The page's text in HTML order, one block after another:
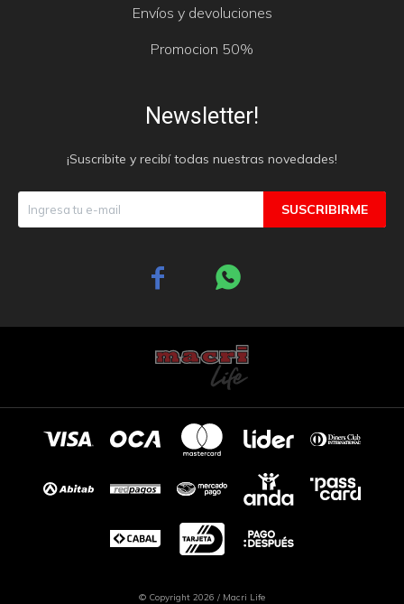
Envíos y devoluciones
Promocion 50%
Newsletter!
¡Suscribite y recibí todas nuestras novedades!
SUSCRIBIRME
 
© Copyright 2026 / Macri Life